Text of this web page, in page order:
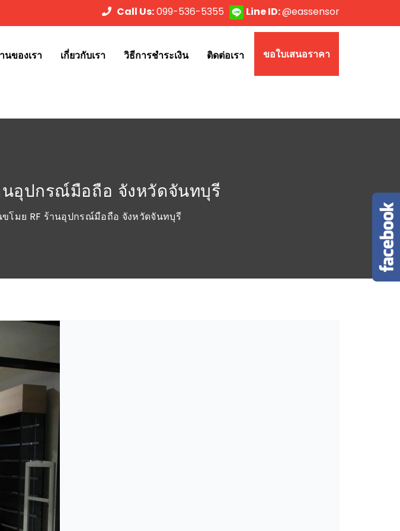
Call Us:099-536-5355 Line ID:@eassensor
นของเรา เกี่ยวกับเรา วิธีการชำระเงิน ติดต่อเรา ขอใบเสนอราคา
นอุปกรณ์มือถือ จังหวัดจันทบุรี
ขโมย RF ร้านอุปกรณ์มือถือ จังหวัดจันทบุรี